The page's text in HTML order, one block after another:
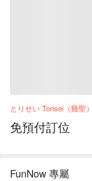
とりせい Torisei（雞聖
免預付訂位
FunNow 專屬